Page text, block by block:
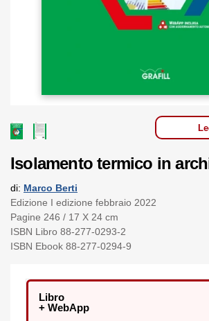
Isolamento termico in
di: Marco Berti
Edizione I edizione febbraio 2022
Pagine 246 / 17 X 24 cm
ISBN Libro 88-277-0293-2
ISBN Ebook 88-277-0294-9
Libro
+ WebApp